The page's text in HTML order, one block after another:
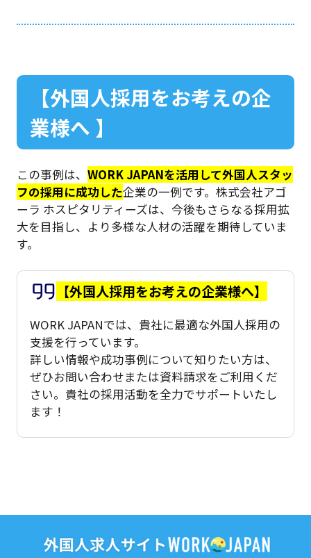
【外国人採用をお考えの企
業様へ 】
この事例は、 WORK JAPANを活用して外国人スタッ
フの採用に成功した企業の一例です。株式会社アゴ
ーラ ホスピタリティーズは、今後もさらなる採用拡
大を目指し、より多様な人材の活躍を期待していま
す。
【外国人採用をお考えの企業様へ】
WORK JAPANでは、貴社に最適な外国人採用の
支援を行っています。
詳しい情報や成功事例について知りたい方は、
ぜひお問い合わせまたは資料請求をご利用くだ
さい。貴社の採用活動を全力でサポートいたし
ます！